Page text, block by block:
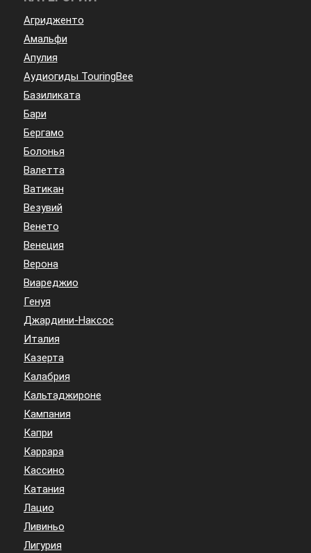
Агридженто
Амальфи
Апулия
Аудиогиды TouringBee
Базиликата
Бари
Бергамо
Болонья
Валетта
Ватикан
Везувий
Венето
Венеция
Верона
Виареджио
Генуя
Джардини-Наксос
Италия
Казерта
Калабрия
Кальтаджироне
Кампания
Капри
Каррара
Кассино
Катания
Лацио
Ливиньо
Лигурия